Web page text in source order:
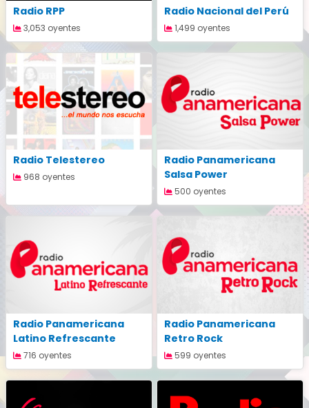
Radio RPP
3,053 oyentes
Radio Nacional del Perú
1,499 oyentes
Radio Telestereo
968 oyentes
Radio Panamericana
Salsa Power
500 oyentes
Radio Panamericana
Latino Refrescante
716 oyentes
Radio Panamericana
Retro Rock
599 oyentes